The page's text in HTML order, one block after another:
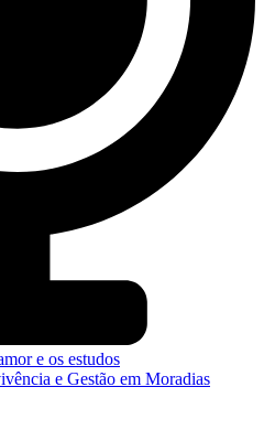
e os estudos
e Gestão em Moradias